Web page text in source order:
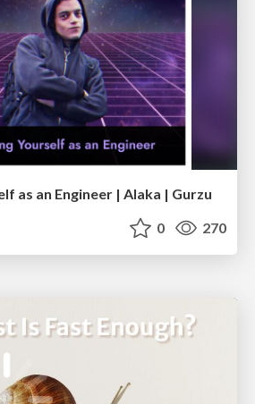
as an Engineer | Alaka | Gurzu
0 270